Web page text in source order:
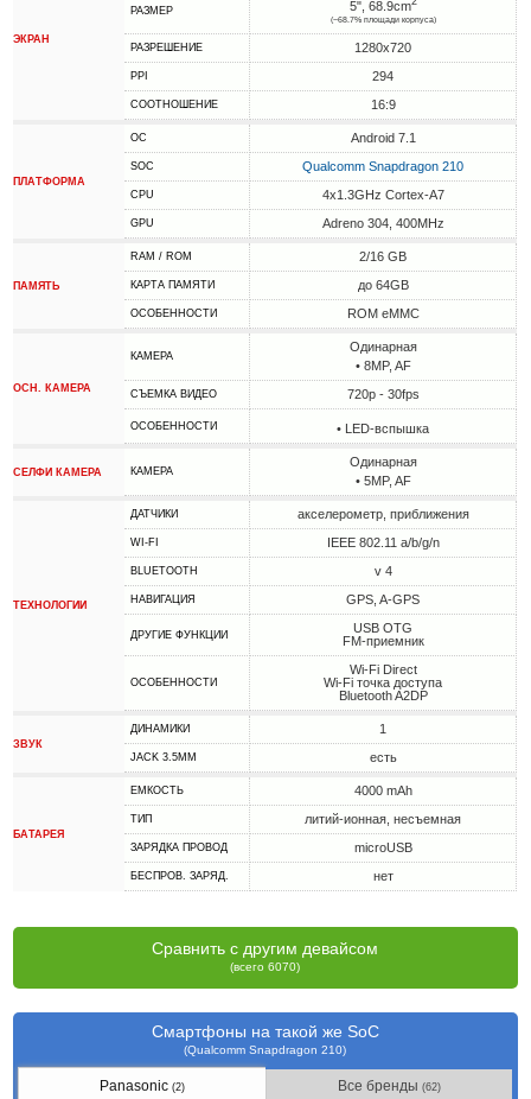
ЭКРАН
РАЗМЕР 5", 68.9cm
(~68.7% площади корпуса)
РАЗРЕШЕНИЕ 1280x720
PPI 294
СООТНОШЕНИЕ 16:9
ПЛАТФОРМА
ОС Android 7.1
SOC Qualcomm Snapdragon 210
CPU 4x1.3GHz Cortex-A7
GPU Adreno 304, 400MHz
ПАМЯТЬ
RAM / ROM 2/16 GB
КАРТА ПАМЯТИ до 64GB
ОСОБЕННОСТИ ROM eMMC
ОСН. КАМЕРА
КАМЕРА
Одинарная
• 8MP, AF
СЪЕМКА ВИДЕО 720p - 30fps
ОСОБЕННОСТИ • LED-вспышка
СЕЛФИ КАМЕРА КАМЕРА
Одинарная
• 5MP, AF
ТЕХНОЛОГИИ
ДАТЧИКИ акселерометр, приближения
WI-FI IEEE 802.11 a/b/g/n
BLUETOOTH v 4
НАВИГАЦИЯ GPS, A-GPS
ДРУГИЕ ФУНКЦИИ
USB OTG
FM-приемник
ОСОБЕННОСТИ
Wi-Fi Direct
Wi-Fi точка доступа
Bluetooth A2DP
ЗВУК
ДИНАМИКИ 1
JACK 3.5MM есть
БАТАРЕЯ
ЕМКОСТЬ 4000 mAh
ТИП литий-ионная, несъемная
ЗАРЯДКА ПРОВОД microUSB
БЕСПРОВ. ЗАРЯД. нет
Сравнить с другим девайсом
(всего 6070)
Смартфоны на такой же SoC
(Qualcomm Snapdragon 210)
Panasonic(2) Все бренды(62)